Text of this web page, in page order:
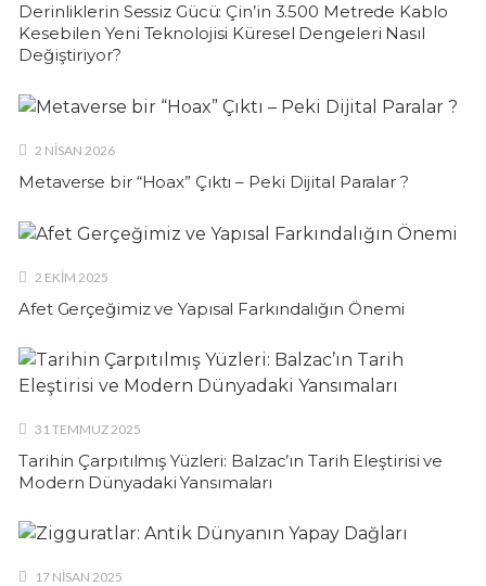
Derinliklerin Sessiz Gücü: Çin’in 3.500 Metrede Kablo
Kesebilen Yeni Teknolojisi Küresel Dengeleri Nasıl
Değiştiriyor?
2 NISAN 2026
Metaverse bir “Hoax” Çıktı – Peki Dijital Paralar ?
2 EKIM 2025
Afet Gerçeğimiz ve Yapısal Farkındalığın Önemi
31 TEMMUZ 2025
Tarihin Çarpıtılmış Yüzleri: Balzac’ın Tarih Eleştirisi ve
Modern Dünyadaki Yansımaları
17 NISAN 2025